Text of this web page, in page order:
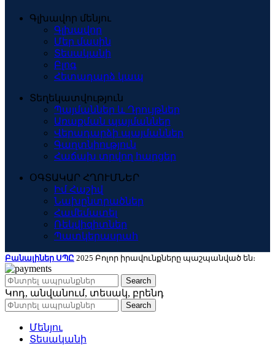
Գլխավոր մենյու
Գլխավոր
Մեր մասին
Տեսականի
Բլոգ
Հետադարձ կապ
Տեղեկատվություն
Պայմաններ և Դրույթներ
Առաքման պայմաններ
Վերադարձի պայմաններ
Գաղտնիություն
Հաճախ տրվող հարցեր
ՕԳՏԱԿԱՐ ՀՂՈՒՄՆԵՐ
Իմ Հաշիվ
Նախընտրածներ
Համեմատել
Ռեկվիզիտներ
Պատկերասրահ
Բանալիներ ՍՊԸ 2025 Բոլոր իրավունքները պաշպանված են։
Search
Կոդ, անվանում, տեսակ, բրենդ
Search
Մենյու
Տեսականի